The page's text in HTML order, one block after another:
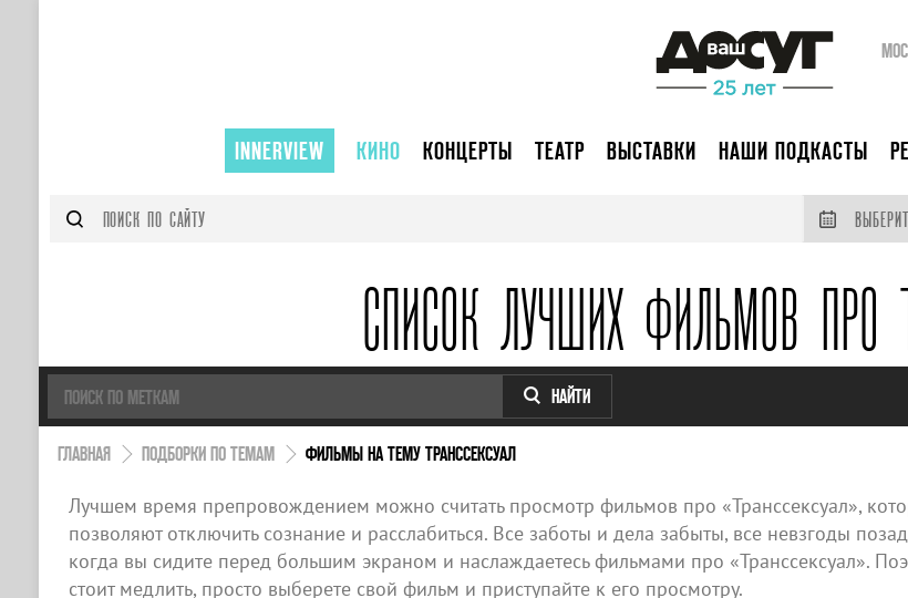
INNERVIEW КИНО КОНЦЕРТЫ ТЕАТР ВЫСТАВКИ НАШИ ПОДКАСТЫ
СПИСОК ЛУЧШИХ ФИЛЬМОВ ПРО
НАЙТИ
ГЛАВНАЯ ПОДБОРКИ ПО ТЕМАМ ФИЛЬМЫ НА ТЕМУ ТРАНССЕКСУАЛ
Лучшем время препровождением можно считать просмотр фильмов про «Транссексуал»,
позволяют отключить сознание и расслабиться. Все заботы и дела забыты, все невзгоды
когда вы сидите перед большим экраном и наслаждаетесь фильмами про «Транссексуал».
стоит медлить, просто выберете свой фильм и приступайте к его просмотру.